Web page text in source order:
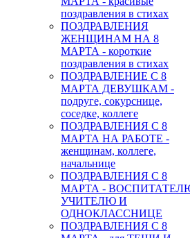
поздравления в стихах
ПОЗДРАВЛЕНИЯ
ЖЕНЩИНАМ НА 8
МАРТА - короткие
поздравления в стихах
ПОЗДРАВЛЕНИЕ С 8
МАРТА ДЕВУШКАМ -
подруге, сокурснице,
соседке, коллеге
ПОЗДРАВЛЕНИЯ С 8
МАРТА НА РАБОТЕ -
женщинам, коллеге,
начальнице
ПОЗДРАВЛЕНИЯ С 8
МАРТА -
УЧИТЕЛЮ И
ОДНОКЛАССНИЦЕ
ПОЗДРАВЛЕНИЯ С 8